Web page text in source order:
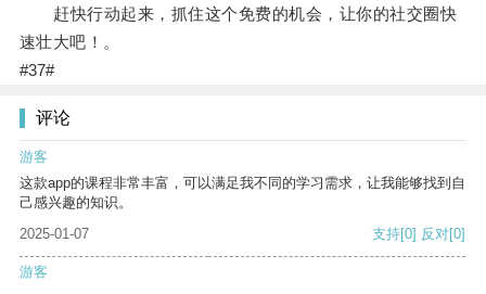
赶快行动起来，抓住这个免费的机会，让你的社交圈快
速壮大吧！。
#37#
评论
游客
这款app的课程非常丰富，可以满足我不同的学习需求，让我能够找到自
己感兴趣的知识。
2025-01-07
支持[0] 反对[0]
游客